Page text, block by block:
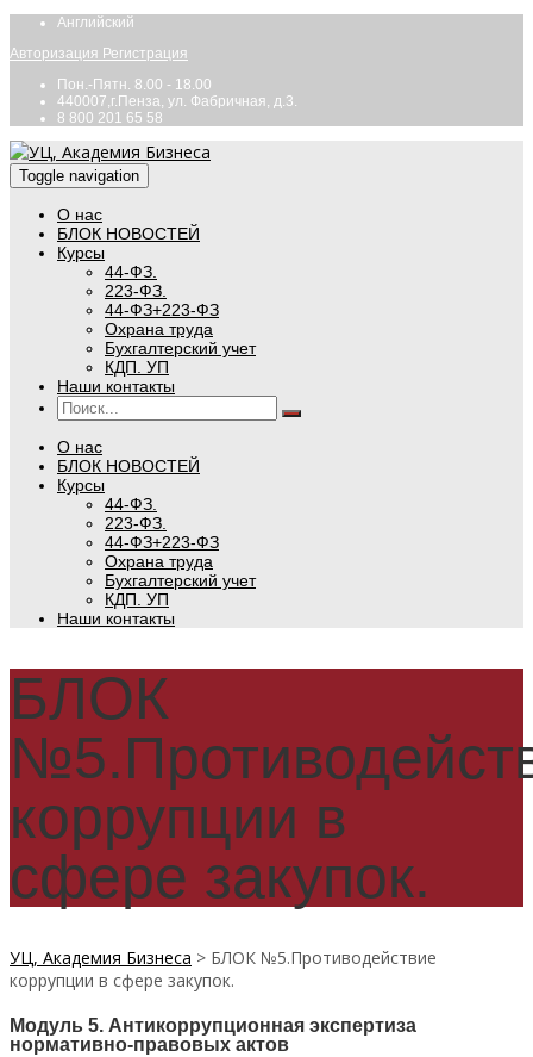
Английский
Авторизация Регистрация
Пон.-Пятн. 8.00 - 18.00
440007,г.Пенза, ул. Фабричная, д.3.
8 800 201 65 58
Toggle navigation
О нас
БЛОК НОВОСТЕЙ
Курсы
44-ФЗ.
223-ФЗ.
44-ФЗ+223-ФЗ
Охрана труда
Бухгалтерский учет
КДП. УП
Наши контакты
О нас
БЛОК НОВОСТЕЙ
Курсы
44-ФЗ.
223-ФЗ.
44-ФЗ+223-ФЗ
Охрана труда
Бухгалтерский учет
КДП. УП
Наши контакты
БЛОК
коррупции в
сфере закупок.
УЦ, Академия Бизнеса > БЛОК №5.Противодействие
коррупции в сфере закупок.
Модуль 5. Антикоррупционная экспертиза
нормативно-правовых актов